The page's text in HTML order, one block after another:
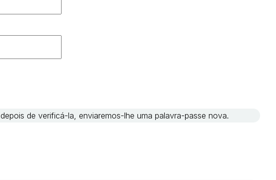
, depois de verificá-la, enviaremos-lhe uma palavra-passe nova.